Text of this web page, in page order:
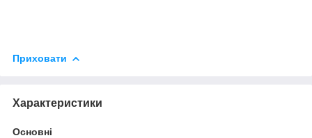
Приховати
Характеристики
Основні